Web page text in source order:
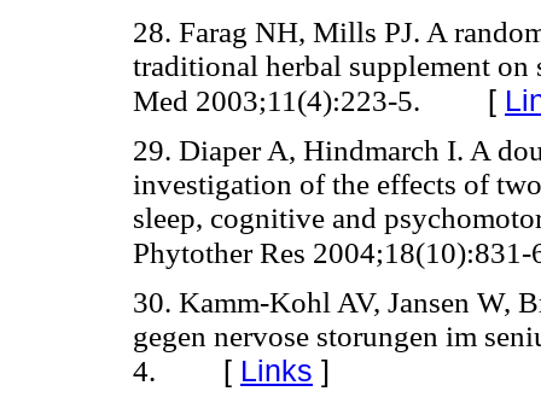
28. Farag NH, Mills PJ. A
traditional herbal supplement on
Med 2003;11(4):223-5. [
29. Diaper A, Hindmarch I. A
investigation of the effects of
sleep, cognitive and
Phytother Res 2004;18(10):831-
30. Kamm-Kohl AV, Jansen W,
gegen nervose storungen im
4. [ Links ]